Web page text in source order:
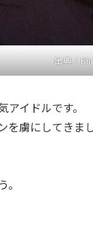
出典：
イドルです。
虜にしてきまし